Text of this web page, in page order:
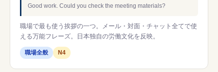
Good work. Could you check the meeting materials?
職場で最も使う挨拶の一つ。メール・対面・チャット全てで使
える万能フレーズ。日本独自の労働文化を反映。
職場全般 N4